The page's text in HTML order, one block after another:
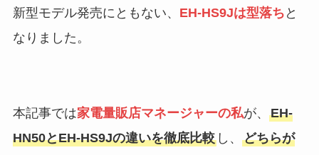
新型モデル発売にともない、 EH-HS9Jは型落ち と
なりました。
本記事では家電量販店マネージャーの私が、 EH-
HN50とEH-HS9Jの違いを徹底比較し、 どちらが